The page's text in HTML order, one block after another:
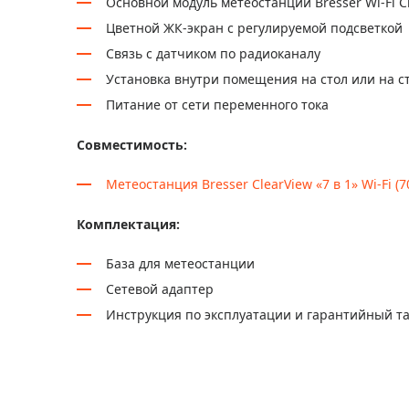
Цветной ЖК-экран с регулируемой подсветкой
Связь с датчиком по радиоканалу
Установка внутри помещения на стол или на
Питание от сети переменного тока
Совместимость:
Метеостанция Bresser ClearView «7 в 1» Wi-Fi
Комплектация:
База для метеостанции
Сетевой адаптер
Инструкция по эксплуатации и гарантийный